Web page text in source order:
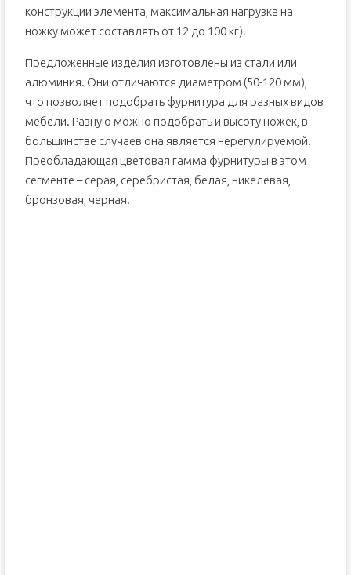
конструкции элемента, максимальная нагрузка на
ножку может составлять от 12 до 100 кг).
Предложенные изделия изготовлены из стали или
алюминия. Они отличаются диаметром (50-120 мм),
что позволяет подобрать фурнитура для разных видов
мебели. Разную можно подобрать и высоту ножек, в
большинстве случаев она является нерегулируемой.
Преобладающая цветовая гамма фурнитуры в этом
сегменте – серая, серебристая, белая, никелевая,
бронзовая, черная.